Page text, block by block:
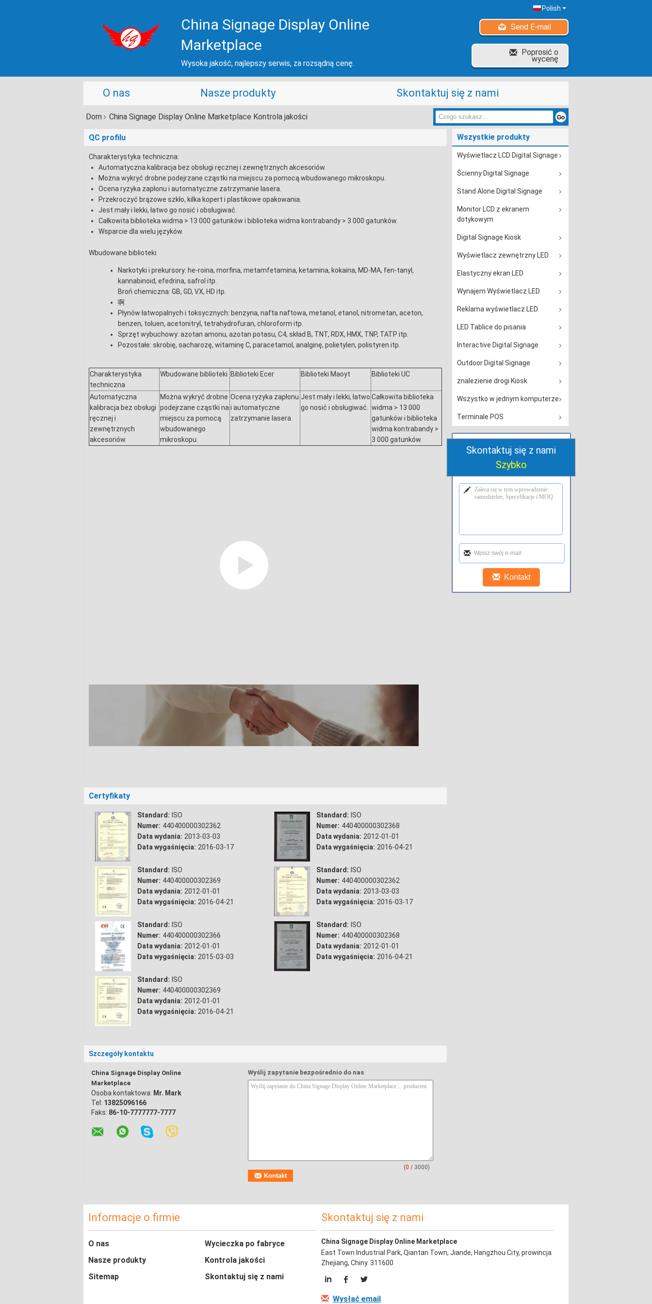
China Signage Display Online
Marketplace
Wysoka jakość, najlepszy serwis, za rozsądną cenę.
Polish
Send E-mail
Poprosić o
wycenę
O nas Nasze produkty Skontaktuj się z nami
Dom China Signage Display Online Marketplace Kontrola jakości
QC profilu
Charakterystyka techniczna:
Automatyczna kalibracja bez obsługi ręcznej i zewnętrznych akcesoriów.
Można wykryć drobne podejrzane cząstki na miejscu za pomocą wbudowanego mikroskopu.
Ocena ryzyka zapłonu i automatyczne zatrzymanie lasera.
Przekroczyć brązowe szkło, kilka kopert i plastikowe opakowania.
Jest mały i lekki, łatwo go nosić i obsługiwać.
Całkowita biblioteka widma > 13 000 gatunków i biblioteka widma kontrabandy > 3 000 gatunków.
Wsparcie dla wielu języków.
Wbudowane biblioteki:
Narkotyki i prekursory: he-roina, morfina, metamfetamina, ketamina, kokaina, MD-MA, fen-tanyl,
kannabinoid, efedrina, safrol itp.
Broń chemiczna: GB, GD, VX, HD itp.
啊
Płynów łatwopalnych i toksycznych: benzyna, nafta naftowa, metanol, etanol, nitrometan, aceton,
benzen, toluen, acetonitryl, tetrahydrofuran, chloroform itp.
Sprzęt wybuchowy: azotan amonu, azotan potasu, C4, skład B, TNT, RDX, HMX, TNP, TATP itp.
Pozostałe: skrobię, sacharozę, witaminę C, paracetamol, analginę, polietylen, polistyren itp.
Charakterystyka
techniczna
Wbudowane biblioteki Biblioteki Ecer Biblioteki Maoyt Biblioteki UC
Automatyczna
kalibracja bez obsługi
ręcznej i
zewnętrznych
akcesoriów.
Można wykryć drobne
podejrzane cząstki na
miejscu za pomocą
wbudowanego
mikroskopu.
Ocena ryzyka zapłonu
i automatyczne
zatrzymanie lasera.
Jest mały i lekki, łatwo
go nosić i obsługiwać.
Całkowita biblioteka
widma > 13 000
gatunków i biblioteka
widma kontrabandy >
3 000 gatunków.
Certyfikaty
Standard: ISO
Numer: 440400000302362
Data wydania: 2013-03-03
Data wygaśnięcia: 2016-03-17
Standard: ISO
Numer: 440400000302368
Data wydania: 2012-01-01
Data wygaśnięcia: 2016-04-21
Standard: ISO
Numer: 440400000302369
Data wydania: 2012-01-01
Data wygaśnięcia: 2016-04-21
Standard: ISO
Numer: 440400000302362
Data wydania: 2013-03-03
Data wygaśnięcia: 2016-03-17
Standard: ISO
Numer: 440400000302366
Data wydania: 2012-01-01
Data wygaśnięcia: 2015-03-03
Standard: ISO
Numer: 440400000302368
Data wydania: 2012-01-01
Data wygaśnięcia: 2016-04-21
Standard: ISO
Numer: 440400000302369
Data wydania: 2012-01-01
Data wygaśnięcia: 2016-04-21
Szczegóły kontaktu
China Signage Display Online
Marketplace
Osoba kontaktowa: Mr. Mark
Tel: 13825096166
Faks: 86-10-7777777-7777
Wyślij zapytanie bezpośrednio do nas
(0 / 3000)
Wszystkie produkty
Wyświetlacz LCD Digital Signage
Ścienny Digital Signage
Stand Alone Digital Signage
Monitor LCD z ekranem
dotykowym
Digital Signage Kiosk
Wyświetlacz zewnętrzny LED
Elastyczny ekran LED
Wynajem Wyświetlacz LED
Reklama wyświetlacz LED
LED Tablice do pisania
Interactive Digital Signage
Outdoor Digital Signage
znalezienie drogi Kiosk
Wszystko w jednym komputerze
Terminale POS
Skontaktuj się z nami
Szybko
Informacje o firmie
O nas
Nasze produkty
Sitemap
Wycieczka po fabryce
Kontrola jakości
Skontaktuj się z nami
Skontaktuj się z nami
China Signage Display Online Marketplace
East Town Industrial Park, Qiantan Town, Jiande, Hangzhou City, prowincja
Zhejiang, Chiny. 311600
Wysłać email